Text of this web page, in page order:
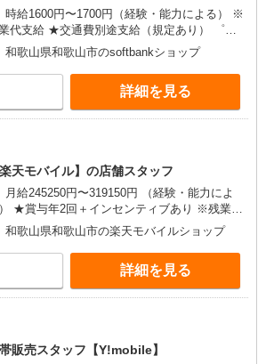
時給1600円〜1700円（経験・能力による） ※
代支給 ★交通費別途支給（規定あり） ゜
・。○。・゜+゜・。○。・゜+゜ 入社祝い金10
(規定有) お友達を紹介頂くと, インセンテ
(規定有) ★月2回払い・週払い可能（規程
★ ゜・。○。・゜+゜・。○。・゜+゜
和歌山県和歌山市のsoftbankショップ
詳細を見る
楽天モバイル】の店舗スタッフ
月給245250円〜319150円 （経験・能力によ
★賞与年2回＋インセンティブあり ※残業代
★交通費別途支給（規定あり） ゜+゜・。
・゜+゜・。○。・゜+゜ 入社祝い金10万円支
達を紹介頂くと, インセンティブ支
定有) ゜・。○。・゜+゜・。○。・゜+゜
和歌山県和歌山市の楽天モバイルショップ
詳細を見る
販売スタッフ【Y!mobile】